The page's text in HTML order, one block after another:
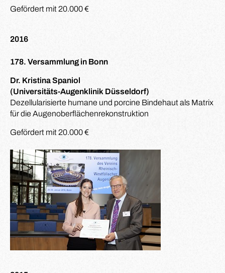
Gefördert mit 20.000 €
2016
178. Versammlung in Bonn
Dr. Kristina Spaniol
(Universitäts-Augenklinik Düsseldorf)
Dezellularisierte humane und porcine Bindehaut als Matrix
für die Augenoberflächenrekonstruktion
Gefördert mit 20.000 €